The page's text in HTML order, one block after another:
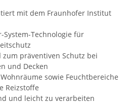
mit dem Fraunhofer Institut
Technologie für
präventiven Schutz bei
und Decken
sowie Feuchtbereiche
Reizstoffe
und leicht zu verarbeiten